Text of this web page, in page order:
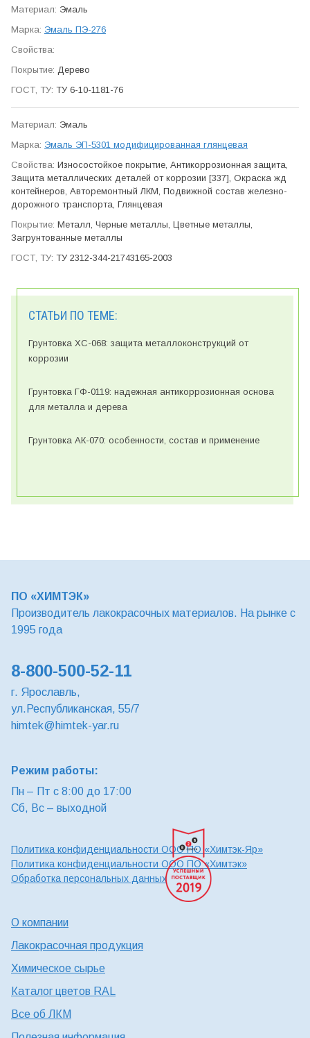
Эмаль
Эмаль ПЭ-276
Дерево
ТУ 6-10-1181-76
Эмаль
Эмаль ЭП-5301 модифицированная глянцевая
Износо­стойкое покрытие, Антикор­розионная защита,
Защита метал­лических деталей от коррозии [337], Окраска жд
контейнеров, Авто­ремонтный ЛКМ, Подвижной состав железно­
дорожного транспорта, Глянцевая
Металл, Черные металлы, Цветные металлы,
Загрунтованные металлы
ТУ 2312-344-21743165-2003
СТАТЬИ ПО ТЕМЕ:
Грунтовка ХС-068: защита металлоконструкций от
коррозии
Грунтовка ГФ-0119: надежная антикоррозионная основа
для металла и дерева
Грунтовка АК-070: особенности, состав и применение
ПО «ХИМТЭК»
Производитель лакокрасочных материалов. На рынке с
1995 года
8-800-500-52-11
г. Ярославль,
ул.Республиканская, 55/7
himtek@himtek-yar.ru
Режим работы:
Пн – Пт с 8:00 до 17:00
Сб, Вс – выходной
Политика конфиденциальности ООО ПО «Химтэк-Яр»
Политика конфиденциальности ООО ПО «Химтэк»
Обработка персональных данных
О компании
Лакокрасочная продукция
Химическое сырье
Каталог цветов RAL
Все об ЛКМ